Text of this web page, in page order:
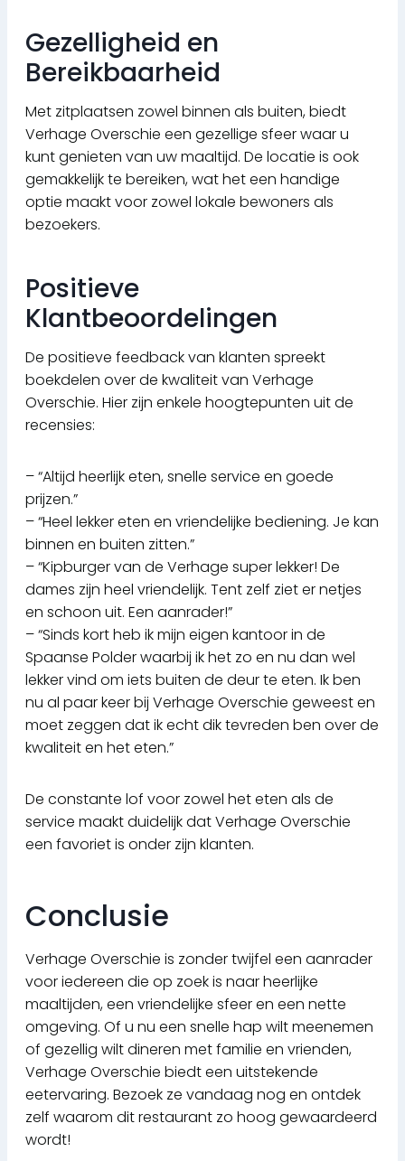
Gezelligheid en
Bereikbaarheid
Met zitplaatsen zowel binnen als buiten, biedt
Verhage Overschie een gezellige sfeer waar u
kunt genieten van uw maaltijd. De locatie is ook
gemakkelijk te bereiken, wat het een handige
optie maakt voor zowel lokale bewoners als
bezoekers.
Positieve
Klantbeoordelingen
De positieve feedback van klanten spreekt
boekdelen over de kwaliteit van Verhage
Overschie. Hier zijn enkele hoogtepunten uit de
recensies:
– “Altijd heerlijk eten, snelle service en goede
prijzen.”
– “Heel lekker eten en vriendelijke bediening. Je kan
binnen en buiten zitten.”
– “Kipburger van de Verhage super lekker! De
dames zijn heel vriendelijk. Tent zelf ziet er netjes
en schoon uit. Een aanrader!”
– “Sinds kort heb ik mijn eigen kantoor in de
Spaanse Polder waarbij ik het zo en nu dan wel
lekker vind om iets buiten de deur te eten. Ik ben
nu al paar keer bij Verhage Overschie geweest en
moet zeggen dat ik echt dik tevreden ben over de
kwaliteit en het eten.”
De constante lof voor zowel het eten als de
service maakt duidelijk dat Verhage Overschie
een favoriet is onder zijn klanten.
Conclusie
Verhage Overschie is zonder twijfel een aanrader
voor iedereen die op zoek is naar heerlijke
maaltijden, een vriendelijke sfeer en een nette
omgeving. Of u nu een snelle hap wilt meenemen
of gezellig wilt dineren met familie en vrienden,
Verhage Overschie biedt een uitstekende
eetervaring. Bezoek ze vandaag nog en ontdek
zelf waarom dit restaurant zo hoog gewaardeerd
wordt!